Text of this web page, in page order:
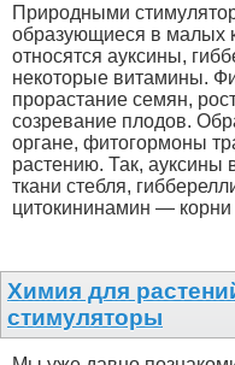
Природными
образующиеся в малых
относятся ауксины,
некоторые витамины.
прорастание семян,
созревание плодов.
органе, фитогормоны
растению. Так,
ткани стебля,
цитокининамин —
Химия для
стимуляторы